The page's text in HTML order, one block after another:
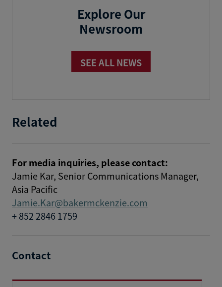
Explore Our
Newsroom
SEE ALL NEWS
Related
For media inquiries, please contact:
Jamie Kar, Senior Communications Manager,
Asia Pacific
Jamie.Kar@bakermckenzie.com
+ 852 2846 1759
Contact